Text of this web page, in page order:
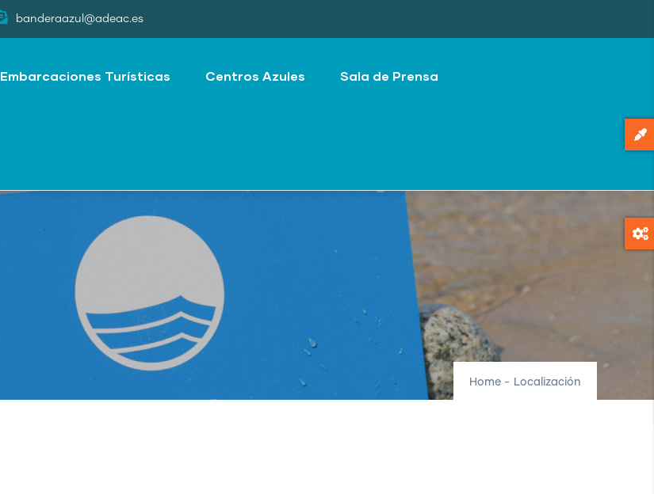
banderaazul@adeac.es
Embarcaciones Turísticas Centros Azules Sala de Prensa
Home - Localización